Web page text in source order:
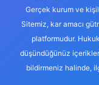
Gerçek kurum ve
Sitemiz, kar amacı
platformudur.
düşündüğünüz
bildirmeniz halinde,